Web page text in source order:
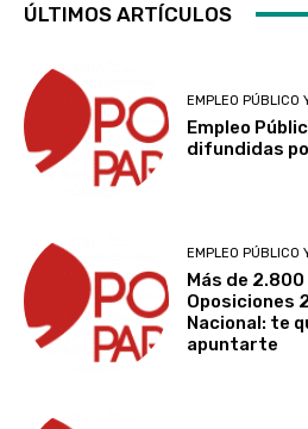
ÚLTIMOS ARTÍCULOS
EMPLEO PÚBLICO
Empleo
difundidas
EMPLEO PÚBLICO
Más de
Oposiciones
Nacional: te
apuntarte